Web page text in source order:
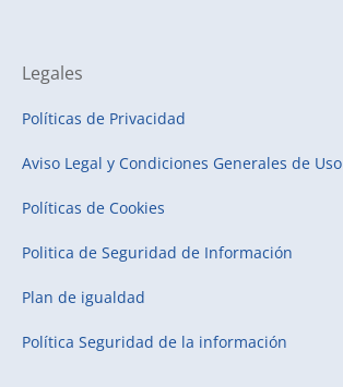
Legales
Políticas de Privacidad
Aviso Legal y Condiciones Generales de Uso
Políticas de Cookies
Politica de Seguridad de Información
Plan de igualdad
Política Seguridad de la información